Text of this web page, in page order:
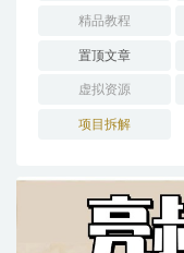
精品教程
置顶文章
虚拟资源
项目拆解